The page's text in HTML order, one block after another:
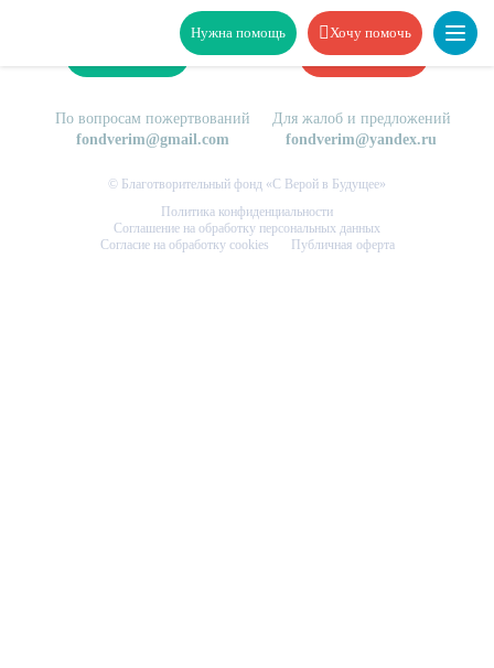
Нужна помощь
Хочу помочь
Хочу помочь
По вопросам пожертвований
fondverim@gmail.com
Для жалоб и предложений
fondverim@yandex.ru
© Благотворительный фонд «С Верой в Будущее»
Политика конфиденциальности
Соглашение на обработку персональных данных
Согласие на обработку cookies
Публичная оферта